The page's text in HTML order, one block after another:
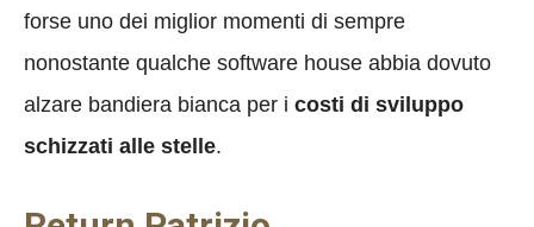
forse uno dei miglior momenti di sempre
nonostante qualche software house abbia dovuto
alzare bandiera bianca per i costi di sviluppo
schizzati alle stelle.